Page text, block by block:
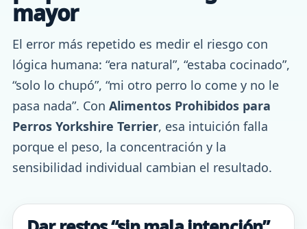
mayor
El error más repetido es medir el riesgo con
lógica humana: “era natural”, “estaba cocinado”,
“solo lo chupó”, “mi otro perro lo come y no le
pasa nada”. Con Alimentos Prohibidos para
Perros Yorkshire Terrier, esa intuición falla
porque el peso, la concentración y la
sensibilidad individual cambian el resultado.